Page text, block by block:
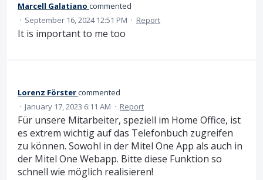
Marcell Galatiano commented
· September 16, 2024 12:51 PM · Report
It is important to me too
Lorenz Förstercommented
· January 17, 2023 6:11 AM · Report
Für unsere Mitarbeiter, speziell im Home Office, ist
es extrem wichtig auf das Telefonbuch zugreifen
zu können. Sowohl in der Mitel One App als auch in
der Mitel One Webapp. Bitte diese Funktion so
schnell wie möglich realisieren!